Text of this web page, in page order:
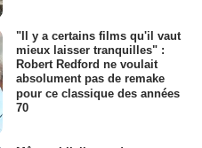
"Il y a certains films qu'il vaut
mieux laisser tranquilles" :
Robert Redford ne voulait
absolument pas de remake
pour ce classique des années
70